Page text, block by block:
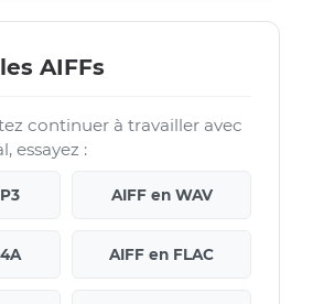
AIFFs
continuer à travailler avec
essayez :
AIFF en WAV
AIFF en FLAC